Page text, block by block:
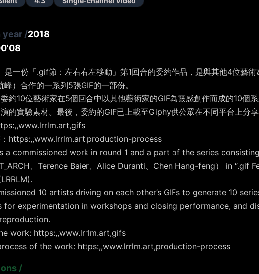
year /2018
是一份「.gif節：左右右左移動」第1回合的委約作品，是與其他4位藝
）合作的一系列5張GIF的一部份。
約10位藝術家在5個回合中以其他藝術家的GIF為靈感創作而成的10個
的實驗素材。最後，委約的GIF已上載至Giphy供公眾在不同平台上分享
：https:,,www.lrrlm.art,production-process
a commissioned work in round 1 and a part of the series
、Terence Baier、Alice Duranti、Chen Hang-feng） in “.gif
10 artists driving on each other’s GIFs to generate 10
for experimentation in workshops and closing performance, and
work: https:,,www.lrrlm.art,gifs
of the work: https:,,www.lrrlm.art,production-process
/